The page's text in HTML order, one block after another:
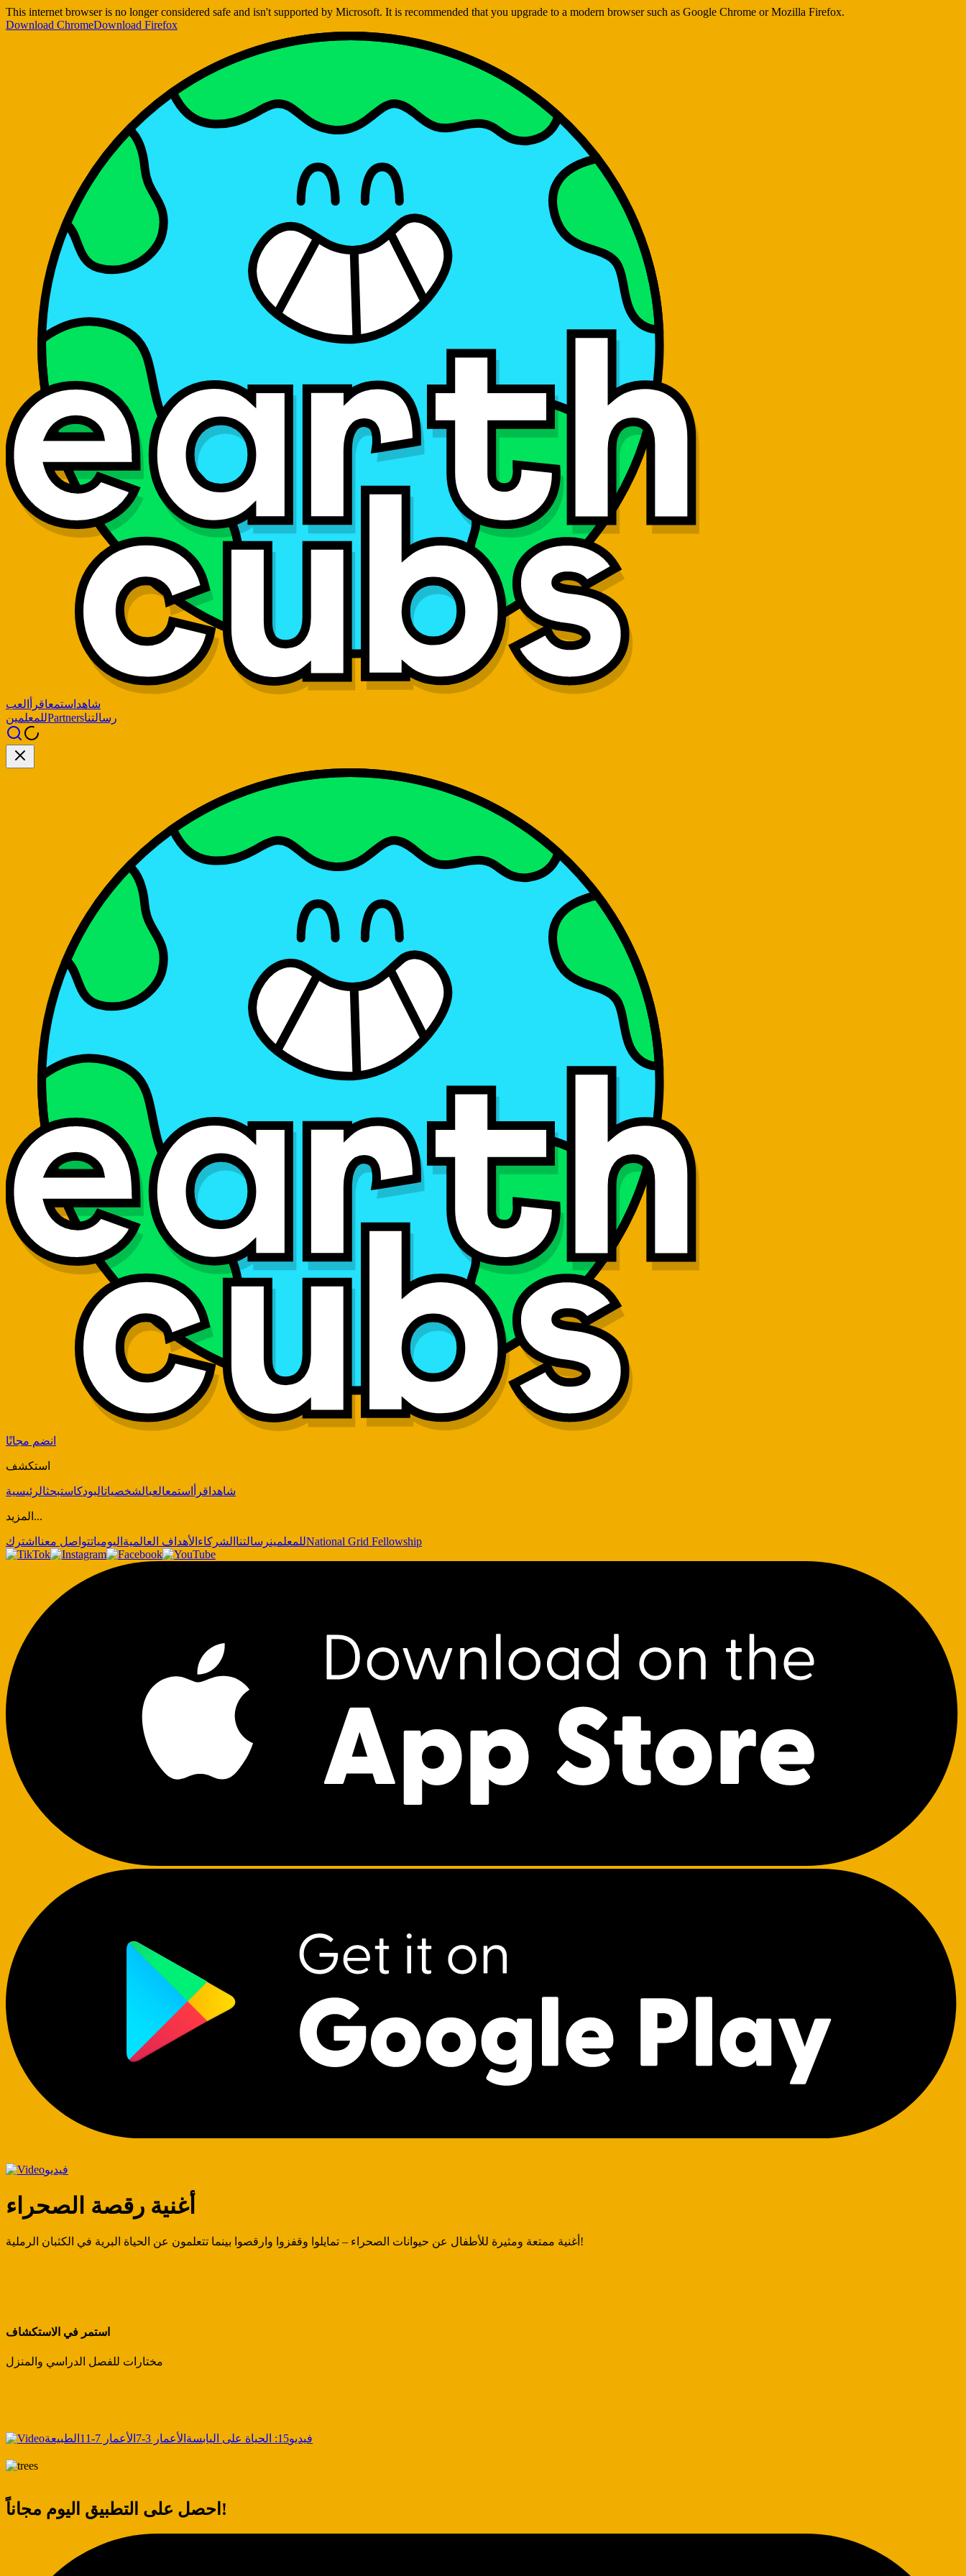
This internet browser is no longer considered safe and isn't supported by Microsoft. It is recommended that you upgrade to a modern browser such as Google Chrome or Mozilla Firefox.
Download ChromeDownload Firefox
شاهد استمعاقرأ
العب
للمعلمينPartnersرسالتنا
انضم مجانًا
استكشف
شاهد اقرأ استمعالعبالشخصياتالبودكاستبحثالرئيسية
المزيد...
للمعلمينرسالتنا الشركاء الأهداف العالمية اليومياتتواصل معنا اشترك National Grid Fellowship
فيديو
أغنية رقصة الصحراء
أغنية ممتعة ومثيرة للأطفال عن حيوانات الصحراء – تمايلوا وقفزوا وارقصوا بينما تتعلمون عن الحياة البرية في الكثبان الرملية!
استمر في الاستكشاف
مختارات للفصل الدراسي والمنزل
فيديو15: الحياة على اليابسة الأعمار 3-7 الأعمار 7-11 الطبيعة
احصل على التطبيق اليوم مجاناً!